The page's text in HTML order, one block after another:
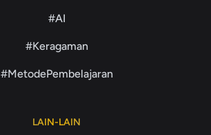
#AI
#Keragaman
#MetodePembelajaran
LAIN-LAIN